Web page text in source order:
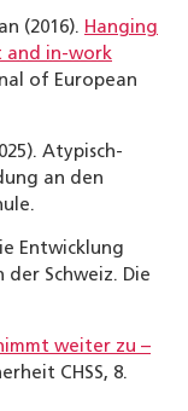
(2016). Hanging
and in-work
of European
Atypisch-
an den
Entwicklung
Schweiz. Die
weiter zu –
CHSS, 8.